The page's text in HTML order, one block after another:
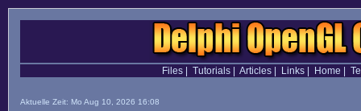
Files| Tutorials| Articles| Links| Home
Aktuelle Zeit: Mo Aug 10, 2026 16:08